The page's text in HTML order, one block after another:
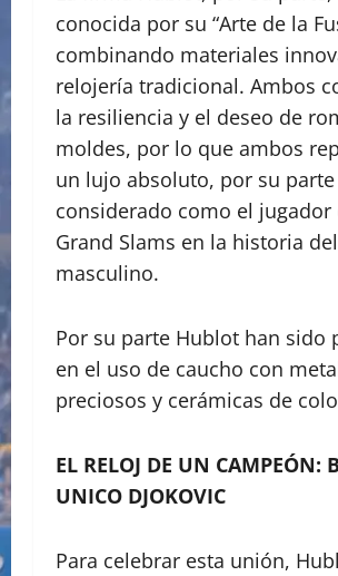
conocida por su “Arte de la
combinando materiales
relojería tradicional. Ambos
la resiliencia y el deseo de
moldes, por lo que ambos
un lujo absoluto, por su parte
considerado como el jugador
Grand Slams en la historia
masculino.
​Por su parte Hublot han sido
en el uso de caucho con
preciosos y cerámicas de
EL RELOJ DE UN CAMPEÓN:
UNICO DJOKOVIC
​Para celebrar esta unión,